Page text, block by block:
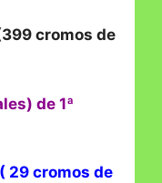
cromos de
de 1ª
29 cromos de